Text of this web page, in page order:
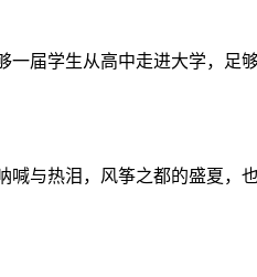
一届学生从高中走进大学，
与热泪，风筝之都的盛夏，